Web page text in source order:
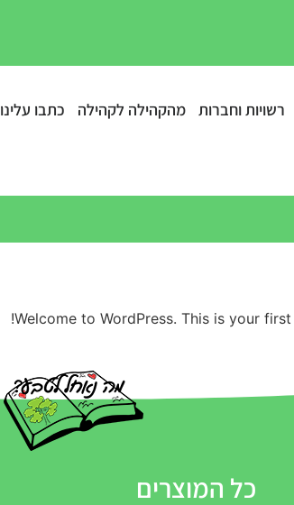
רשויות וחברות מהקהילה לקהילה כתבו עלינו
Welcome to WordPress. This is your
כל המוצרים